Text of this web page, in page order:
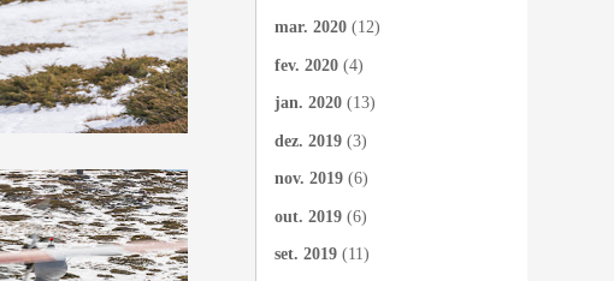
mar. 2020 (12)
fev. 2020 (4)
jan. 2020 (13)
dez. 2019 (3)
nov. 2019 (6)
out. 2019 (6)
set. 2019 (11)